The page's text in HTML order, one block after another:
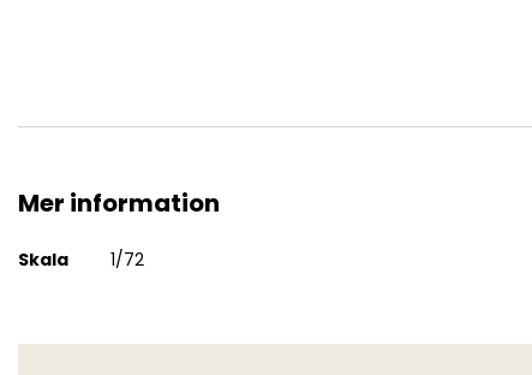
Mer information
Mer
Skala 1/72